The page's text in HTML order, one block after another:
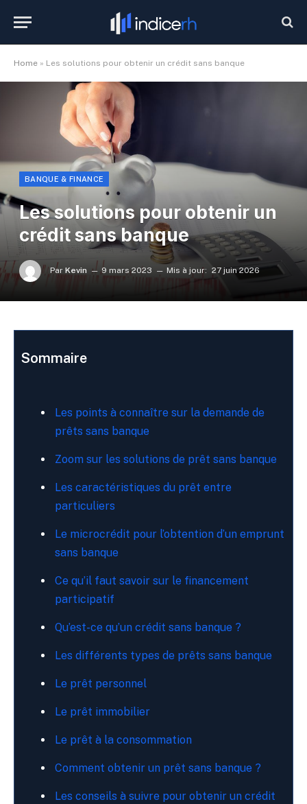
Home » Les solutions pour obtenir un crédit sans banque
BANQUE & FINANCE
Les solutions pour obtenir un
crédit sans banque
Par Kevin 9 mars 2023 Mis à jour: 27 juin 2026
Sommaire
Les points à connaître sur la demande de
prêts sans banque
Zoom sur les solutions de prêt sans banque
Les caractéristiques du prêt entre
particuliers
Le microcrédit pour l’obtention d’un emprunt
sans banque
Ce qu’il faut savoir sur le financement
participatif
Qu’est-ce qu’un crédit sans banque ?
Les différents types de prêts sans banque
Le prêt personnel
Le prêt immobilier
Le prêt à la consommation
Comment obtenir un prêt sans banque ?
Les conseils à suivre pour obtenir un crédit